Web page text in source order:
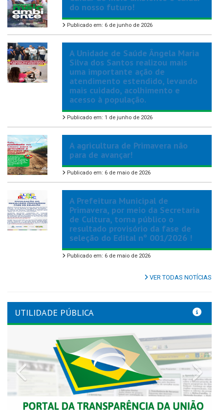
do nosso futuro!
Publicado em: 6 de junho de 2026
A Unidade de Saúde Ângela Maria
Silva dos Santos realizou mais
uma importante ação de
atendimento estendido, levando
mais cuidado, acolhimento e
acesso à população.
Publicado em: 1 de junho de 2026
A agricultura de Primavera não
para de avançar!
Publicado em: 6 de maio de 2026
A Prefeitura Municipal de
Primavera, por meio da Secretaria
de Cultura, torna público o
resultado provisório da fase de
seleção do Edital nº 001/2026 !
Publicado em: 6 de maio de 2026
VER TODAS NOTÍCIAS
UTILIDADE PÚBLICA
Previous